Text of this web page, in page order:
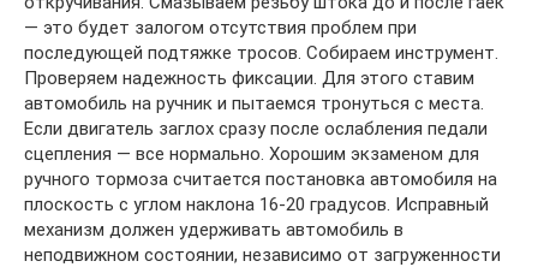
— это будет залогом отсутствия проблем при
последующей подтяжке тросов. Собираем инструмент.
Проверяем надежность фиксации. Для этого ставим
автомобиль на ручник и пытаемся тронуться с места.
Если двигатель заглох сразу после ослабления педали
сцепления — все нормально. Хорошим экзаменом для
ручного тормоза считается постановка автомобиля на
плоскость с углом наклона 16-20 градусов. Исправный
механизм должен удерживать автомобиль в
неподвижном состоянии, независимо от загруженности